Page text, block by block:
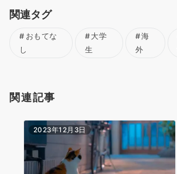
関連タグ
おもてな
し
大学
生
海
外
関連記事
2023年12月3日